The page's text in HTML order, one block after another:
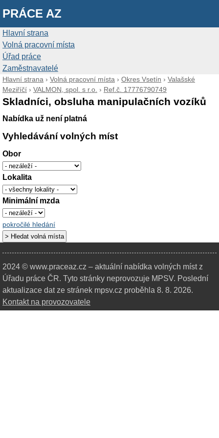
PRÁCE AZ
Hlavní strana
Volná pracovní místa
Úřad práce
Zaměstnavatelé
Hlavní strana › Volná pracovní místa › Okres Vsetín › Valašské
Meziříčí › VALMON, spol. s r.o. › Ref.č. 17776790749
Skladníci, obsluha manipulačních vozíků
Nabídka už není platná
Vyhledávání volných míst
Obor
Lokalita
Minimální mzda
pokročilé hledání
2024 © www.praceaz.cz – aktuální nabídka volných míst z
Úřadu práce ČR. Tyto stránky neprovozuje MPSV. Poslední
aktualizace dat ze stránek mpsv.cz proběhla 8. 8. 2026.
Kontakt na provozovatele